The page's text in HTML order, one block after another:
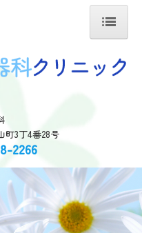
町3丁4番28号
2266